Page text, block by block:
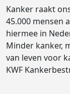
Kanker raakt
45.000 mensen
hiermee in
Minder kanker,
van leven voor
KWF